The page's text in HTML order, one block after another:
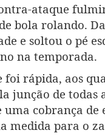
ataque
bola rolando.
e soltou o pé
na temporada.
foi rápida, aos
junção de todas
cobrança de
medida para o